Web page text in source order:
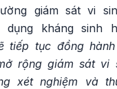
giám sát vi
dụng kháng sinh
tiếp tục đồng
rộng giám sát vi
xét nghiệm và